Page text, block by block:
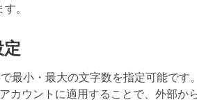
。
最小・最大の文字数を指定可能です
カウントに適用することで、外部か